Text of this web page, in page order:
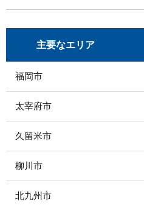
主要なエリア
福岡市
太宰府市
久留米市
柳川市
北九州市